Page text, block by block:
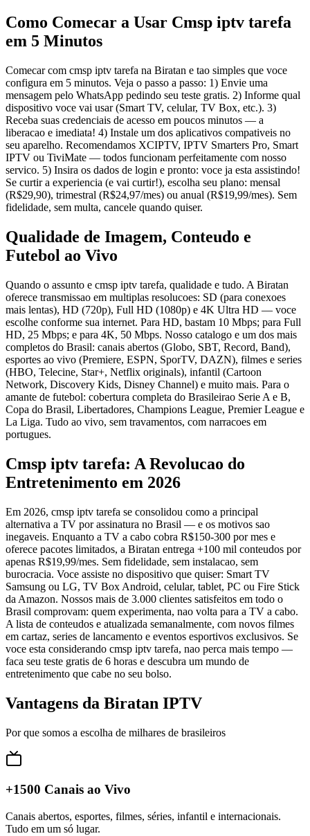
Como Comecar a Usar Cmsp iptv tarefa
em 5 Minutos
Comecar com cmsp iptv tarefa na Biratan e tao simples que voce
configura em 5 minutos. Veja o passo a passo: 1) Envie uma
mensagem pelo WhatsApp pedindo seu teste gratis. 2) Informe qual
dispositivo voce vai usar (Smart TV, celular, TV Box, etc.). 3)
Receba suas credenciais de acesso em poucos minutos — a
liberacao e imediata! 4) Instale um dos aplicativos compativeis no
seu aparelho. Recomendamos XCIPTV, IPTV Smarters Pro, Smart
IPTV ou TiviMate — todos funcionam perfeitamente com nosso
servico. 5) Insira os dados de login e pronto: voce ja esta assistindo!
Se curtir a experiencia (e vai curtir!), escolha seu plano: mensal
(R$29,90), trimestral (R$24,97/mes) ou anual (R$19,99/mes). Sem
fidelidade, sem multa, cancele quando quiser.
Qualidade de Imagem, Conteudo e
Futebol ao Vivo
Quando o assunto e cmsp iptv tarefa, qualidade e tudo. A Biratan
oferece transmissao em multiplas resolucoes: SD (para conexoes
mais lentas), HD (720p), Full HD (1080p) e 4K Ultra HD — voce
escolhe conforme sua internet. Para HD, bastam 10 Mbps; para Full
HD, 25 Mbps; e para 4K, 50 Mbps. Nosso catalogo e um dos mais
completos do Brasil: canais abertos (Globo, SBT, Record, Band),
esportes ao vivo (Premiere, ESPN, SporTV, DAZN), filmes e series
(HBO, Telecine, Star+, Netflix originals), infantil (Cartoon
Network, Discovery Kids, Disney Channel) e muito mais. Para o
amante de futebol: cobertura completa do Brasileirao Serie A e B,
Copa do Brasil, Libertadores, Champions League, Premier League e
La Liga. Tudo ao vivo, sem travamentos, com narracoes em
portugues.
Cmsp iptv tarefa: A Revolucao do
Entretenimento em 2026
Em 2026, cmsp iptv tarefa se consolidou como a principal
alternativa a TV por assinatura no Brasil — e os motivos sao
inegaveis. Enquanto a TV a cabo cobra R$150-300 por mes e
oferece pacotes limitados, a Biratan entrega +100 mil conteudos por
apenas R$19,99/mes. Sem fidelidade, sem instalacao, sem
burocracia. Voce assiste no dispositivo que quiser: Smart TV
Samsung ou LG, TV Box Android, celular, tablet, PC ou Fire Stick
da Amazon. Nossos mais de 3.000 clientes satisfeitos em todo o
Brasil comprovam: quem experimenta, nao volta para a TV a cabo.
A lista de conteudos e atualizada semanalmente, com novos filmes
em cartaz, series de lancamento e eventos esportivos exclusivos. Se
voce esta considerando cmsp iptv tarefa, nao perca mais tempo —
faca seu teste gratis de 6 horas e descubra um mundo de
entretenimento que cabe no seu bolso.
Vantagens da Biratan IPTV
Por que somos a escolha de milhares de brasileiros
+1500 Canais ao Vivo
Canais abertos, esportes, filmes, séries, infantil e internacionais.
Tudo em um só lugar.